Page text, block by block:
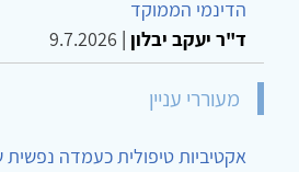
הדינמי הממוקד
ד"ר יעקב יבלון |
9.7.2026
מעוררי עניין
אקטיביות טיפולית כעמדה נפשית